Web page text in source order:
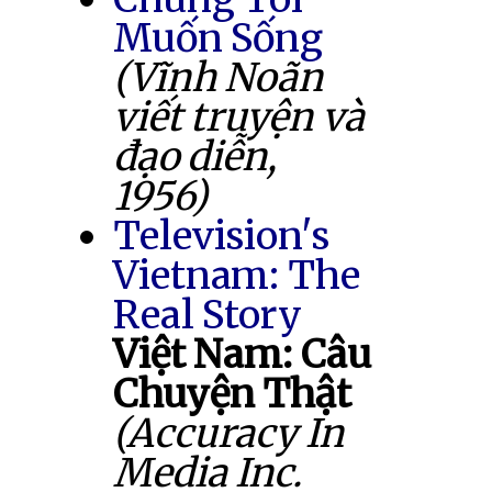
Muốn Sống
(Vĩnh Noãn
viết truyện và
đạo diễn,
1956)
Television's
Vietnam: The
Real Story
Việt Nam: Câu
Chuyện Thật
(Accuracy In
Media Inc.